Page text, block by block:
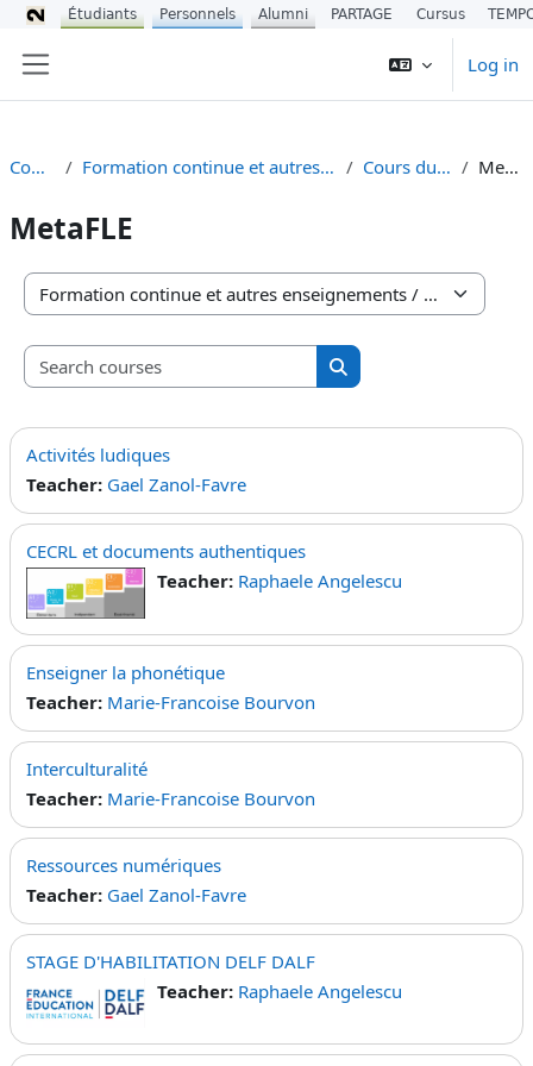
Log in
Courses Formation continue et autres enseignements Cours du CIREFE MetaFLE
MetaFLE
Course categories
Search courses
Search courses
Activités ludiques
Teacher: Gael Zanol-Favre
CECRL et documents authentiques
Teacher: Raphaele Angelescu
Enseigner la phonétique
Teacher: Marie-Francoise Bourvon
Interculturalité
Teacher: Marie-Francoise Bourvon
Ressources numériques
Teacher: Gael Zanol-Favre
STAGE D'HABILITATION DELF DALF
Teacher: Raphaele Angelescu
Étudiants Personnels Alumni PARTAGE Cursus